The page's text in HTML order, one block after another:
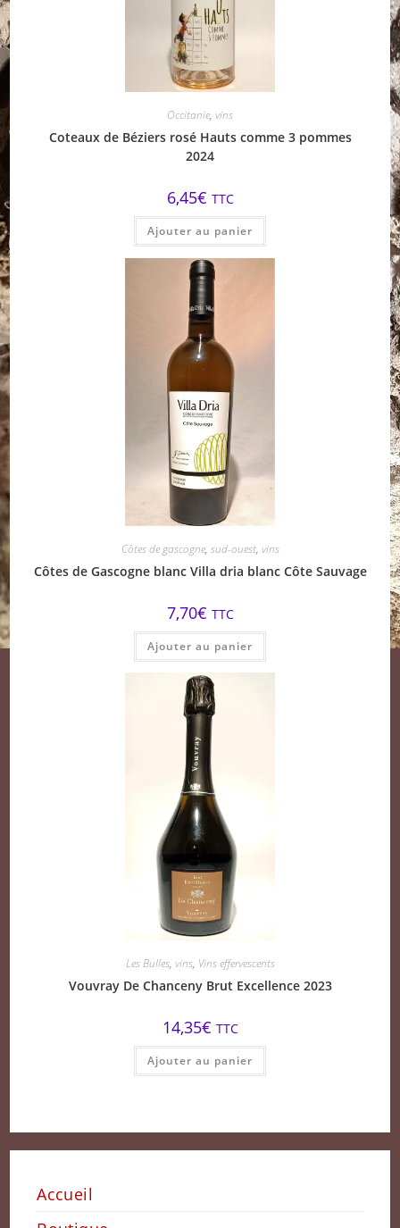
Occitanie, vins
Coteaux de Béziers rosé Hauts comme 3 pommes
2024
6,45€ TTC
Ajouter au panier
Côtes de gascogne, sud-ouest, vins
Côtes de Gascogne blanc Villa dria blanc Côte Sauvage
7,70€ TTC
Ajouter au panier
Les Bulles, vins, Vins effervescents
Vouvray De Chanceny Brut Excellence 2023
14,35€ TTC
Ajouter au panier
Accueil